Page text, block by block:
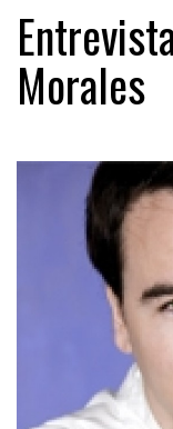
Morales